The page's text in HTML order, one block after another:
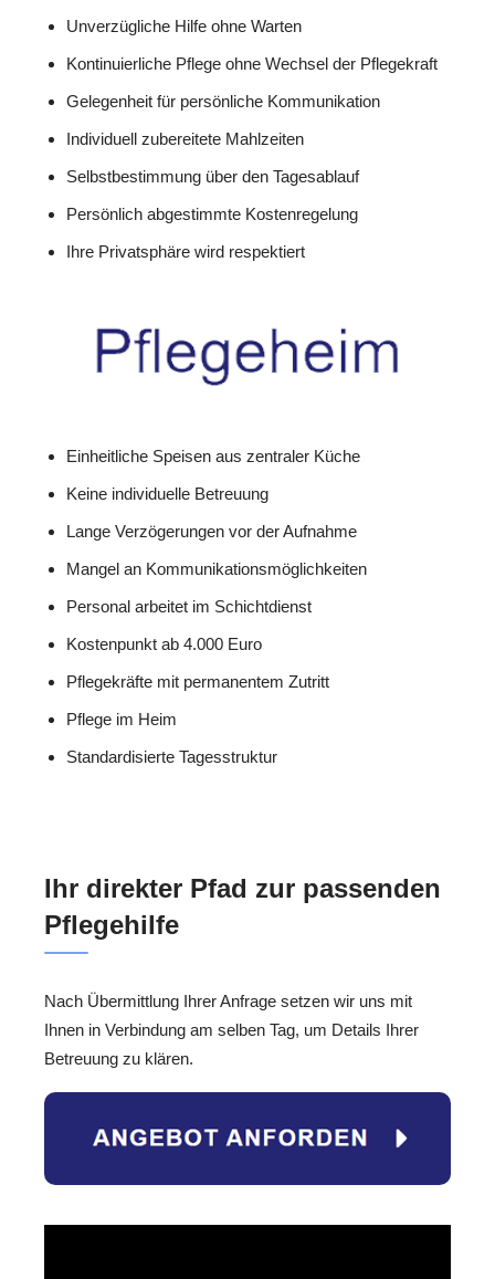
Unverzügliche Hilfe ohne Warten
Kontinuierliche Pflege ohne Wechsel der Pflegekraft
Gelegenheit für persönliche Kommunikation
Individuell zubereitete Mahlzeiten
Selbstbestimmung über den Tagesablauf
Persönlich abgestimmte Kostenregelung
Ihre Privatsphäre wird respektiert
Einheitliche Speisen aus zentraler Küche
Keine individuelle Betreuung
Lange Verzögerungen vor der Aufnahme
Mangel an Kommunikationsmöglichkeiten
Personal arbeitet im Schichtdienst
Kostenpunkt ab 4.000 Euro
Pflegekräfte mit permanentem Zutritt
Pflege im Heim
Standardisierte Tagesstruktur
Ihr direkter Pfad zur passenden
Pflegehilfe
Nach Übermittlung Ihrer Anfrage setzen wir uns mit
Ihnen in Verbindung am selben Tag, um Details Ihrer
Betreuung zu klären.